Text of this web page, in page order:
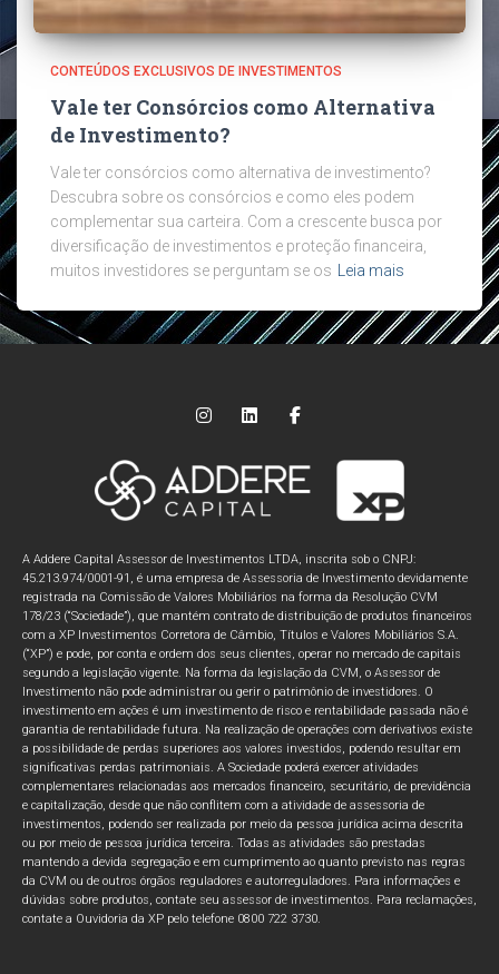
CONTEÚDOS EXCLUSIVOS DE INVESTIMENTOS
Vale ter Consórcios como Alternativa
de Investimento?
Vale ter consórcios como alternativa de investimento?
Descubra sobre os consórcios e como eles podem
complementar sua carteira. Com a crescente busca por
diversificação de investimentos e proteção financeira,
muitos investidores se perguntam se os
Leia mais
A Addere Capital Assessor de Investimentos LTDA, inscrita sob o CNPJ:
45.213.974/0001-91, é uma empresa de Assessoria de Investimento devidamente
registrada na Comissão de Valores Mobiliários na forma da Resolução CVM
178/23 (“Sociedade”), que mantém contrato de distribuição de produtos financeiros
com a XP Investimentos Corretora de Câmbio, Títulos e Valores Mobiliários S.A.
(“XP”) e pode, por conta e ordem dos seus clientes, operar no mercado de capitais
segundo a legislação vigente. Na forma da legislação da CVM, o Assessor de
Investimento não pode administrar ou gerir o patrimônio de investidores. O
investimento em ações é um investimento de risco e rentabilidade passada não é
garantia de rentabilidade futura. Na realização de operações com derivativos existe
a possibilidade de perdas superiores aos valores investidos, podendo resultar em
significativas perdas patrimoniais. A Sociedade poderá exercer atividades
complementares relacionadas aos mercados financeiro, securitário, de previdência
e capitalização, desde que não conflitem com a atividade de assessoria de
investimentos, podendo ser realizada por meio da pessoa jurídica acima descrita
ou por meio de pessoa jurídica terceira. Todas as atividades são prestadas
mantendo a devida segregação e em cumprimento ao quanto previsto nas regras
da CVM ou de outros órgãos reguladores e autorreguladores. Para informações e
dúvidas sobre produtos, contate seu assessor de investimentos. Para reclamações,
contate a Ouvidoria da XP pelo telefone 0800 722 3730.